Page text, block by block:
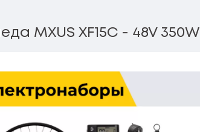
MXUS XF15C - 48V 350W